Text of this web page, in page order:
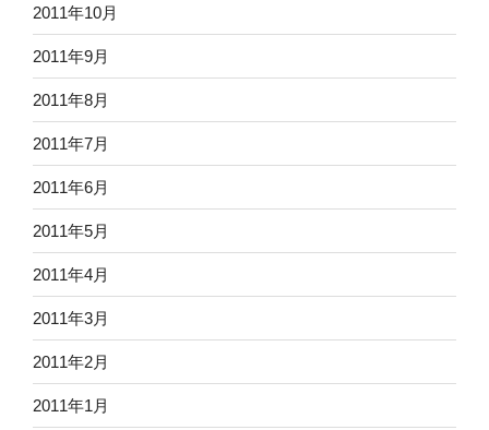
2011年10月
2011年9月
2011年8月
2011年7月
2011年6月
2011年5月
2011年4月
2011年3月
2011年2月
2011年1月